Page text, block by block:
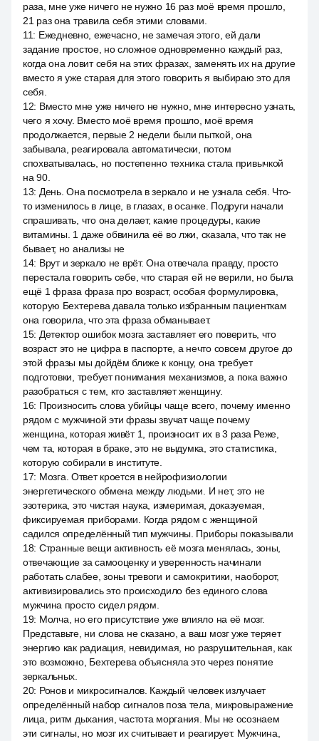
раза, мне уже ничего не нужно 16 раз моё время прошло,
21 раз она травила себя этими словами.
11: Ежедневно, ежечасно, не замечая этого, ей дали
задание простое, но сложное одновременно каждый раз,
когда она ловит себя на этих фразах, заменять их на другие
вместо я уже старая для этого говорить я выбираю это для
себя.
12: Вместо мне уже ничего не нужно, мне интересно узнать,
чего я хочу. Вместо моё время прошло, моё время
продолжается, первые 2 недели были пыткой, она
забывала, реагировала автоматически, потом
спохватывалась, но постепенно техника стала привычкой
на 90.
13: День. Она посмотрела в зеркало и не узнала себя. Что-
то изменилось в лице, в глазах, в осанке. Подруги начали
спрашивать, что она делает, какие процедуры, какие
витамины. 1 даже обвинила её во лжи, сказала, что так не
бывает, но анализы не
14: Врут и зеркало не врёт. Она отвечала правду, просто
перестала говорить себе, что старая ей не верили, но была
ещё 1 фраза фраза про возраст, особая формулировка,
которую Бехтерева давала только избранным пациенткам
она говорила, что эта фраза обманывает.
15: Детектор ошибок мозга заставляет его поверить, что
возраст это не цифра в паспорте, а нечто совсем другое до
этой фразы мы дойдём ближе к концу, она требует
подготовки, требует понимания механизмов, а пока важно
разобраться с тем, кто заставляет женщину.
16: Произносить слова убийцы чаще всего, почему именно
рядом с мужчиной эти фразы звучат чаще почему
женщина, которая живёт 1, произносит их в 3 раза Реже,
чем та, которая в браке, это не выдумка, это статистика,
которую собирали в институте.
17: Мозга. Ответ кроется в нейрофизиологии
энергетического обмена между людьми. И нет, это не
эзотерика, это чистая наука, измеримая, доказуемая,
фиксируемая приборами. Когда рядом с женщиной
садился определённый тип мужчины. Приборы показывали
18: Странные вещи активность её мозга менялась, зоны,
отвечающие за самооценку и уверенность начинали
работать слабее, зоны тревоги и самокритики, наоборот,
активизировались это происходило без единого слова
мужчина просто сидел рядом.
19: Молча, но его присутствие уже влияло на её мозг.
Представьте, ни слова не сказано, а ваш мозг уже теряет
энергию как радиация, невидимая, но разрушительная, как
это возможно, Бехтерева объясняла это через понятие
зеркальных.
20: Ронов и микросигналов. Каждый человек излучает
определённый набор сигналов поза тела, микровыражение
лица, ритм дыхания, частота моргания. Мы не осознаем
эти сигналы, но мозг их считывает и реагирует. Мужчина,